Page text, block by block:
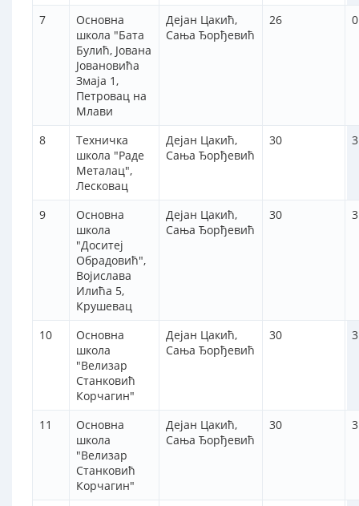
7
Основна
школа "Бата
Булић, Јована
Јовановића
Змаја 1,
Петровац на
Млави
Дејан Цакић,
Сања Ђорђевић
26 0
8
Техничка
школа "Раде
Металац",
Лесковац
Дејан Цакић,
Сања Ђорђевић
30
9
Основна
школа
"Доситеј
Обрадовић",
Војислава
Илића 5,
Крушевац
Дејан Цакић,
Сања Ђорђевић
30
10
Основна
школа
"Велизар
Станковић
Корчагин"
Дејан Цакић,
Сања Ђорђевић
30
11
Основна
школа
"Велизар
Станковић
Корчагин"
Дејан Цакић,
Сања Ђорђевић
30